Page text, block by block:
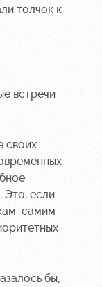
толчок к
встречи
своих
Это, если
самим
бы,